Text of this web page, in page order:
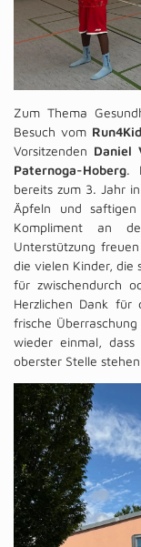
Zum Thema
Besuch vom
Vorsitzenden Daniel
Paternoga-Hoberg.
bereits zum 3. Jahr
Äpfeln und
Kompliment an
Unterstützung
die vielen Kinder, die
für zwischendurch
Herzlichen Dank für
frische
wieder einmal,
oberster Stelle